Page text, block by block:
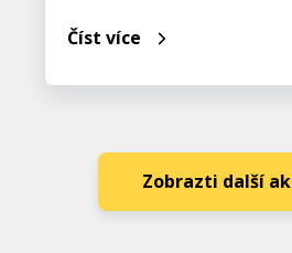
Číst více
Zobrazti další